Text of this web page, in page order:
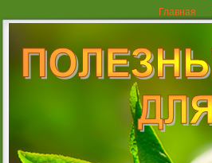
Главная